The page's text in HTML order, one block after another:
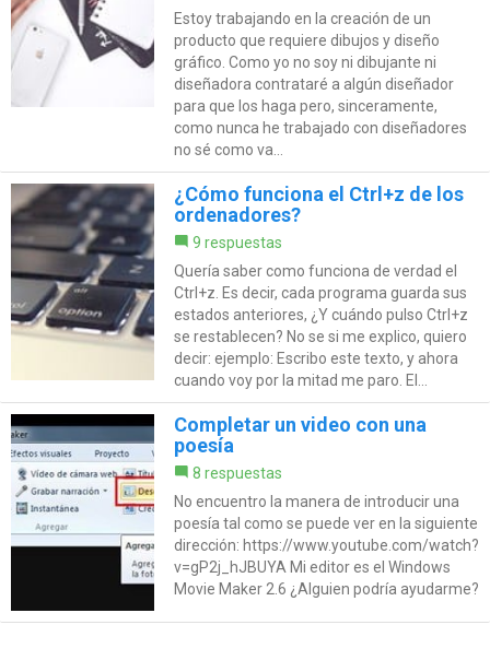
Estoy trabajando en la creación de un
producto que requiere dibujos y diseño
gráfico. Como yo no soy ni dibujante ni
diseñadora contrataré a algún diseñador
para que los haga pero, sinceramente,
como nunca he trabajado con diseñadores
no sé como va...
¿Cómo funciona el Ctrl+z de los
ordenadores?
9 respuestas
Quería saber como funciona de verdad el
Ctrl+z. Es decir, cada programa guarda sus
estados anteriores, ¿Y cuándo pulso Ctrl+z
se restablecen? No se si me explico, quiero
decir: ejemplo: Escribo este texto, y ahora
cuando voy por la mitad me paro. El...
Completar un video con una
poesía
8 respuestas
No encuentro la manera de introducir una
poesía tal como se puede ver en la siguiente
dirección: https://www.youtube.com/watch?
v=gP2j_hJBUYA Mi editor es el Windows
Movie Maker 2.6 ¿Alguien podría ayudarme?